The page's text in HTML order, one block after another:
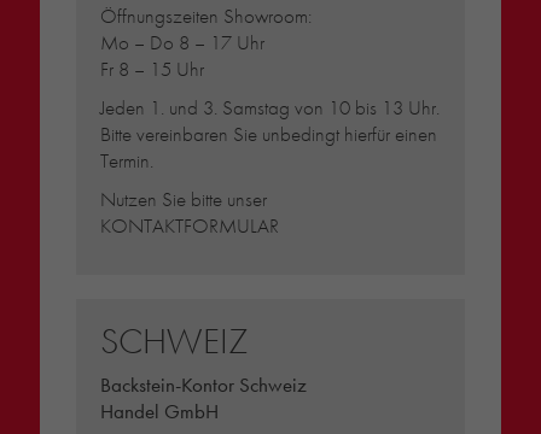
Öffnungszeiten Showroom:
Mo – Do 8 – 17 Uhr
Fr 8 – 15 Uhr
Jeden 1. und 3. Samstag von 10 bis 13 Uhr.
Bitte vereinbaren Sie unbedingt hierfür einen
Termin.
Nutzen Sie bitte unser
KONTAKTFORMULAR
SCHWEIZ
Backstein-Kontor Schweiz
Handel GmbH